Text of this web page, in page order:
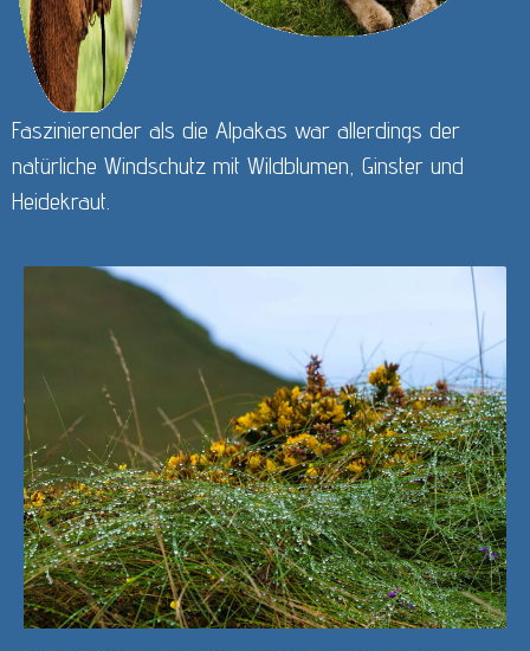
Faszinierender als die Alpakas war allerdings der
natürliche Windschutz mit Wildblumen, Ginster und
Heidekraut.